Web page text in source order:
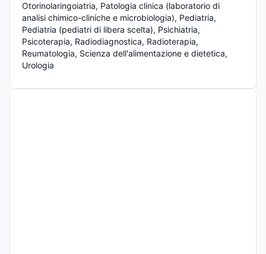
Otorinolaringoiatria, Patologia clinica (laboratorio di
analisi chimico-cliniche e microbiologia), Pediatria,
Pediatria (pediatri di libera scelta), Psichiatria,
Psicoterapia, Radiodiagnostica, Radioterapia,
Reumatologia, Scienza dell'alimentazione e dietetica,
Urologia